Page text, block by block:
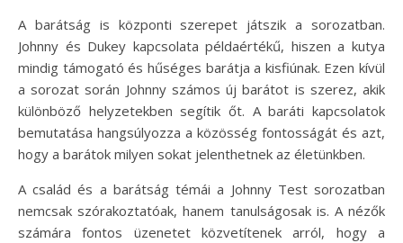
A barátság is központi szerepet játszik a sorozatban.
Johnny és Dukey kapcsolata példaértékű, hiszen a kutya
mindig támogató és hűséges barátja a kisfiúnak. Ezen kívül
a sorozat során Johnny számos új barátot is szerez, akik
különböző helyzetekben segítik őt. A baráti kapcsolatok
bemutatása hangsúlyozza a közösség fontosságát és azt,
hogy a barátok milyen sokat jelenthetnek az életünkben.
A család és a barátság témái a Johnny Test sorozatban
nemcsak szórakoztatóak, hanem tanulságosak is. A nézők
számára fontos üzenetet közvetítenek arról, hogy a